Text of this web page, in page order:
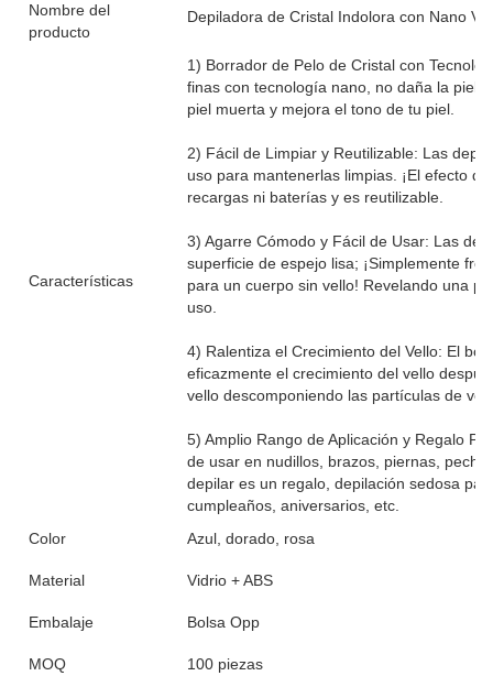
Nombre del
producto
Depiladora de Cristal Indolora con Nano
Características
1) Borrador de Pelo de Cristal con
finas con tecnología nano, no daña la piel,
piel muerta y mejora el tono de tu piel.
2) Fácil de Limpiar y Reutilizable: Las
uso para mantenerlas limpias. ¡El efecto
recargas ni baterías y es reutilizable.
3) Agarre Cómodo y Fácil de Usar: Las
superficie de espejo lisa; ¡Simplemente
para un cuerpo sin vello! Revelando una
uso.
4) Ralentiza el Crecimiento del Vello: El
eficazmente el crecimiento del vello
vello descomponiendo las partículas de
5) Amplio Rango de Aplicación y Regalo
de usar en nudillos, brazos, piernas,
depilar es un regalo, depilación sedosa
cumpleaños, aniversarios, etc.
Color
Azul, dorado, rosa
Material Vidrio + ABS
Embalaje Bolsa Opp
MOQ 100 piezas